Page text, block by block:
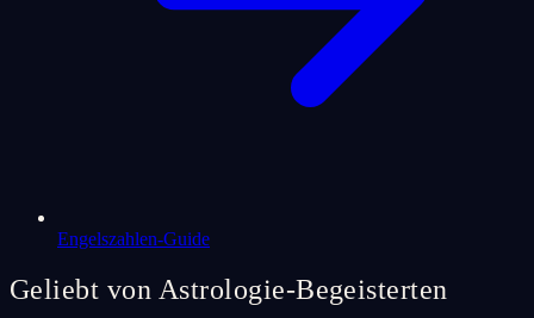
Engelszahlen-Guide
Geliebt von Astrologie-Begeisterten